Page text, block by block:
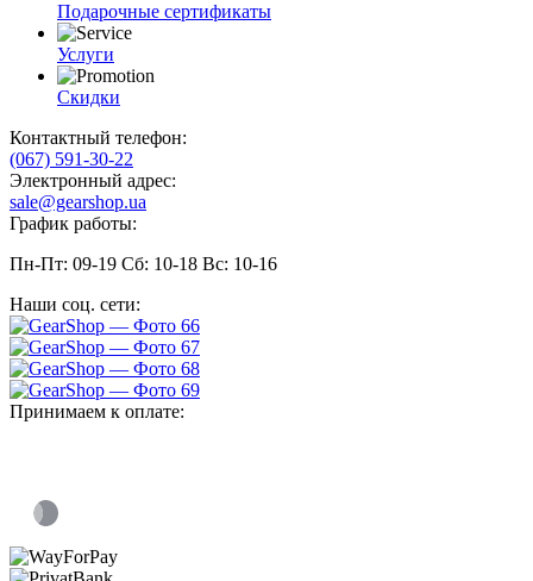
Подарочные сертификаты
Услуги
Скидки
Контактный телефон:
(067) 591-30-22
Электронный адрес:
sale@gearshop.ua
График работы:
Пн-Пт: 09-19 Сб: 10-18 Вс: 10-16
Наши соц. сети:
Принимаем к оплате: